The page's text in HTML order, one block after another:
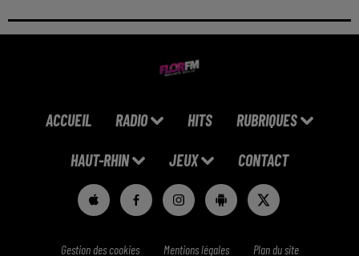
ACCUEIL RADIO HITS RUBRIQUES
HAUT-RHIN JEUX CONTACT
Gestion des cookies Mentions légales Plan du site